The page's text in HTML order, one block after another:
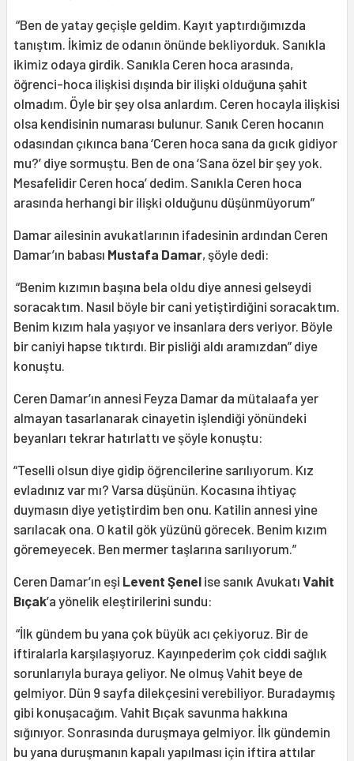
“Ben de yatay geçişle geldim. Kayıt yaptırdığımızda
tanıştım. İkimiz de odanın önünde bekliyorduk. Sanıkla
ikimiz odaya girdik. Sanıkla Ceren hoca arasında,
öğrenci-hoca ilişkisi dışında bir ilişki olduğuna şahit
olmadım. Öyle bir şey olsa anlardım. Ceren hocayla ilişkisi
olsa kendisinin numarası bulunur. Sanık Ceren hocanın
odasından çıkınca bana ‘Ceren hoca sana da gıcık gidiyor
mu?’ diye sormuştu. Ben de ona ‘Sana özel bir şey yok.
Mesafelidir Ceren hoca’ dedim. Sanıkla Ceren hoca
arasında herhangi bir ilişki olduğunu düşünmüyorum”
Damar ailesinin avukatlarının ifadesinin ardından Ceren
Damar’ın babası Mustafa Damar, şöyle dedi:
“Benim kızımın başına bela oldu diye annesi gelseydi
soracaktım. Nasıl böyle bir cani yetiştirdiğini soracaktım.
Benim kızım hala yaşıyor ve insanlara ders veriyor. Böyle
bir caniyi hapse tıktırdı. Bir pisliği aldı aramızdan” diye
konuştu.
Ceren Damar’ın annesi Feyza Damar da mütalaafa yer
almayan tasarlanarak cinayetin işlendiği yönündeki
beyanları tekrar hatırlattı ve şöyle konuştu:
“Teselli olsun diye gidip öğrencilerine sarılıyorum. Kız
evladınız var mı? Varsa düşünün. Kocasına ihtiyaç
duymasın diye yetiştirdim ben onu. Katilin annesi yine
sarılacak ona. O katil gök yüzünü görecek. Benim kızım
göremeyecek. Ben mermer taşlarına sarılıyorum.”
Ceren Damar’ın eşi Levent Şenel ise sanık Avukatı Vahit
Bıçak’a yönelik eleştirilerini sundu:
“İlk gündem bu yana çok büyük acı çekiyoruz. Bir de
iftiralarla karşılaşıyoruz. Kayınpederim çok ciddi sağlık
sorunlarıyla buraya geliyor. Ne olmuş Vahit beye de
gelmiyor. Dün 9 sayfa dilekçesini verebiliyor. Buradaymış
gibi konuşacağım. Vahit Bıçak savunma hakkına
sığınıyor. Sonrasında duruşmaya gelmiyor. İlk gündemin
bu yana duruşmanın kapalı yapılması için iftira attılar